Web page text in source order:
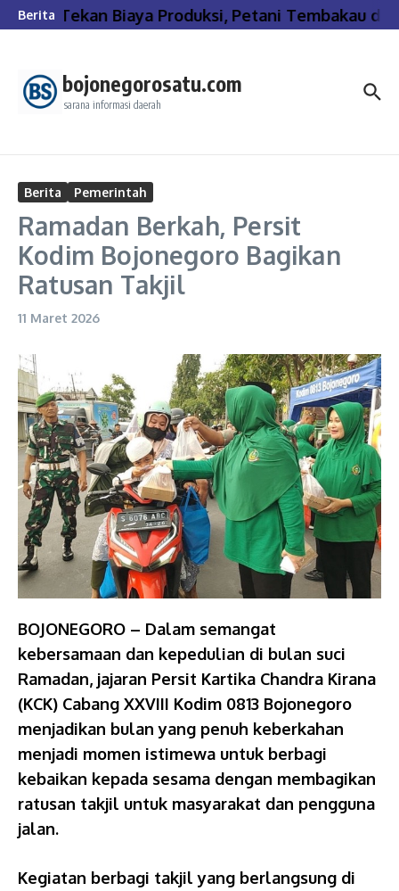
Lewati ke konten
BeritaTekan Biaya Produksi, Petani Tembakau di
bojonegorosatu.com
sarana informasi daerah
Berita Pemerintah
Ramadan Berkah, Persit
Kodim Bojonegoro Bagikan
Ratusan Takjil
11 Maret 2026
BOJONEGORO – Dalam semangat
kebersamaan dan kepedulian di bulan suci
Ramadan, jajaran Persit Kartika Chandra Kirana
(KCK) Cabang XXVIII Kodim 0813 Bojonegoro
menjadikan bulan yang penuh keberkahan
menjadi momen istimewa untuk berbagi
kebaikan kepada sesama dengan membagikan
ratusan takjil untuk masyarakat dan pengguna
jalan.
Kegiatan berbagi takjil yang berlangsung di